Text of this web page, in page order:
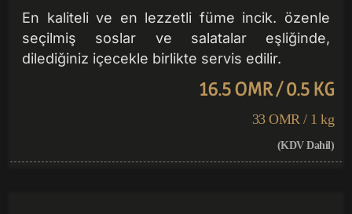
En kaliteli ve en lezzetli füme incik. özenle
seçilmiş soslar ve salatalar eşliğinde,
dilediğiniz içecekle birlikte servis edilir.
16.5 OMR / 0.5 KG
33 OMR / 1 kg
(KDV Dahil)